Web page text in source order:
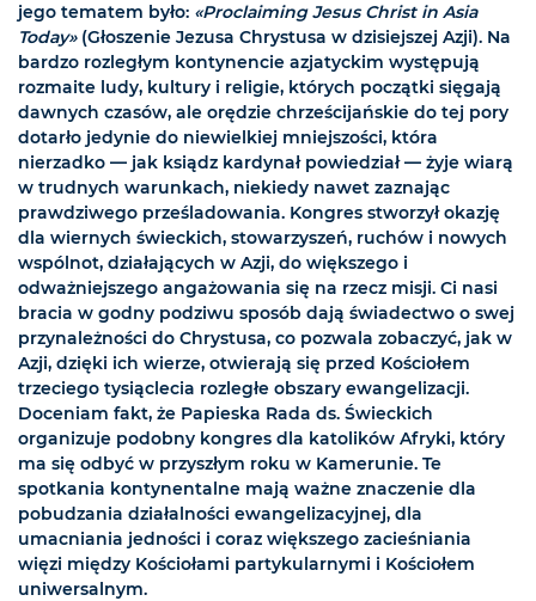
jego tematem było: «Proclaiming Jesus Christ in Asia
Today»(Głoszenie Jezusa Chrystusa w dzisiejszej Azji). Na
bardzo rozległym kontynencie azjatyckim występują
rozmaite ludy, kultury i religie, których początki sięgają
dawnych czasów, ale orędzie chrześcijańskie do tej pory
dotarło jedynie do niewielkiej mniejszości, która
nierzadko — jak ksiądz kardynał powiedział — żyje wiarą
w trudnych warunkach, niekiedy nawet zaznając
prawdziwego prześladowania. Kongres stworzył okazję
dla wiernych świeckich, stowarzyszeń, ruchów i nowych
wspólnot, działających w Azji, do większego i
odważniejszego angażowania się na rzecz misji. Ci nasi
bracia w godny podziwu sposób dają świadectwo o swej
przynależności do Chrystusa, co pozwala zobaczyć, jak w
Azji, dzięki ich wierze, otwierają się przed Kościołem
trzeciego tysiąclecia rozległe obszary ewangelizacji.
Doceniam fakt, że Papieska Rada ds. Świeckich
organizuje podobny kongres dla katolików Afryki, który
ma się odbyć w przyszłym roku w Kamerunie. Te
spotkania kontynentalne mają ważne znaczenie dla
pobudzania działalności ewangelizacyjnej, dla
umacniania jedności i coraz większego zacieśniania
więzi między Kościołami partykularnymi i Kościołem
uniwersalnym.